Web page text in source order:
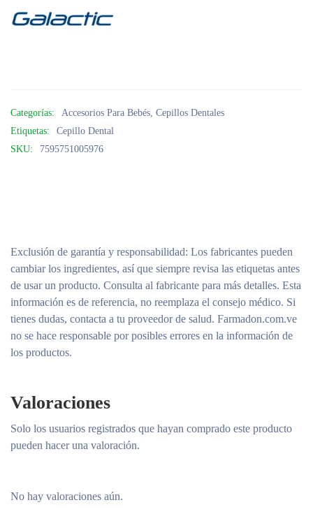
Categorías: Accesorios Para Bebés, Cepillos Dentales
Etiquetas:
Cepillo Dental
SKU:
7595751005976
Exclusión de garantía y responsabilidad: Los fabricantes pueden
cambiar los ingredientes, así que siempre revisa las etiquetas antes
de usar un producto. Consulta al fabricante para más detalles. Esta
información es de referencia, no reemplaza el consejo médico. Si
tienes dudas, contacta a tu proveedor de salud. Farmadon.com.ve
no se hace responsable por posibles errores en la información de
los productos.
Valoraciones
No hay valoraciones aún.
Solo los usuarios registrados que hayan comprado este producto
pueden hacer una valoración.